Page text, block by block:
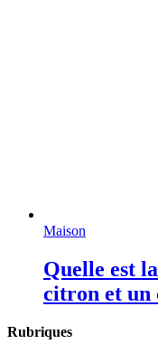
Maison
Quelle est
citron et un
Rubriques